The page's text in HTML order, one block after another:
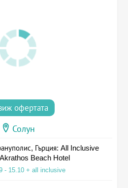
офертата
Солун
Гърция: All Inclusive
Beach Hotel
- 15.10 + all inclusive